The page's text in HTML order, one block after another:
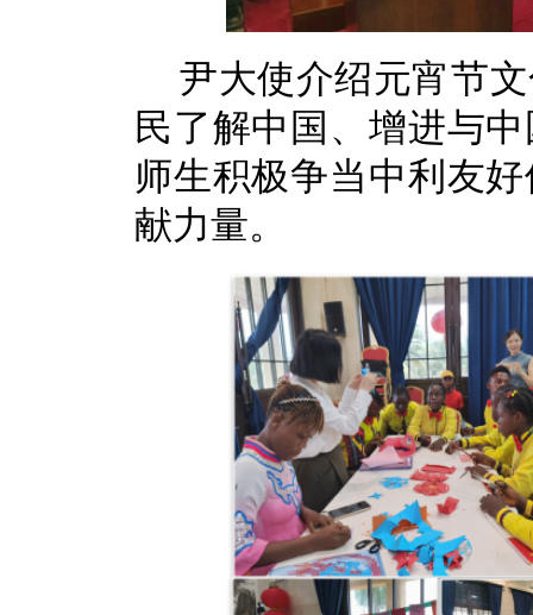
尹大使介绍元宵节
民了解中国、增进与
师生积极争当中利友
献力量。